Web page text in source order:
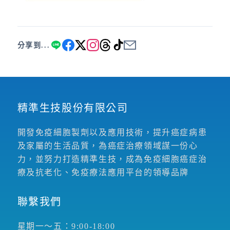
分享到...
精準生技股份有限公司
開發免疫細胞製劑以及應用技術，提升癌症病患
及家屬的生活品質，為癌症治療領域謀一份心
力，並努力打造精準生技，成為免疫細胞癌症治
療及抗老化、免疫療法應用平台的領導品牌
聯繫我們
星期一～五：9:00-18:00